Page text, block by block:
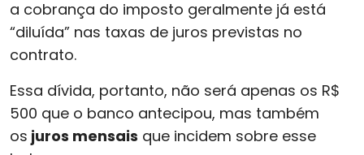
a cobrança do imposto geralmente já está
“diluída” nas taxas de juros previstas no
contrato.
Essa dívida, portanto, não será apenas os R$
500 que o banco antecipou, mas também
os juros mensais que incidem sobre esse